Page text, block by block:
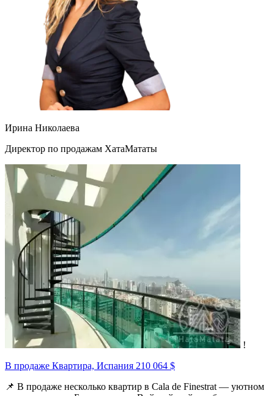
Ирина Николаева
Директор по продажам ХатаМататы
!
В продаже Квартира, Испания 210 064 $
📌 В продаже несколько квартир в Cala de Finestrat — уютном